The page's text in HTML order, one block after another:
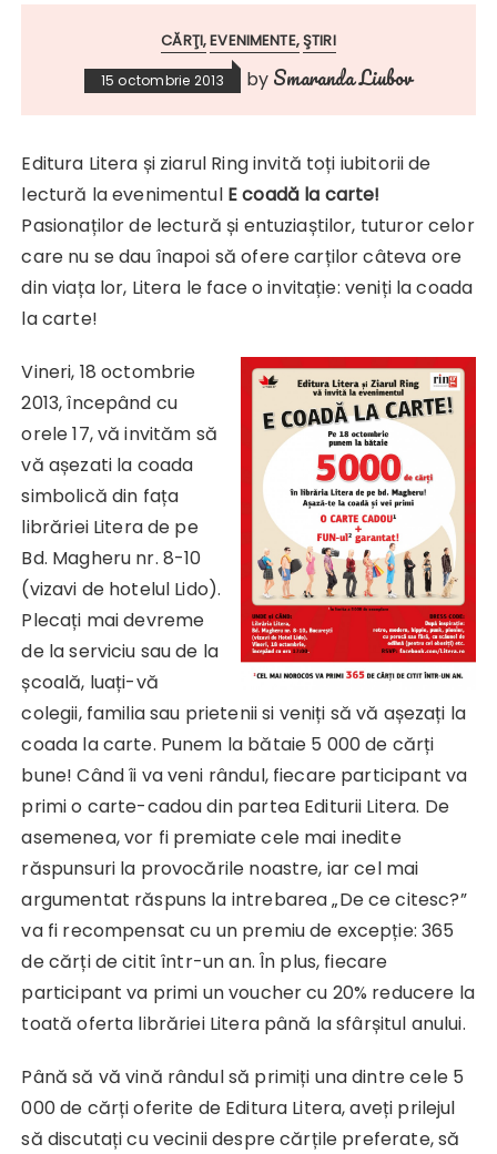
CĂRŢI EVENIMENTE ŞTIRI
15 octombrie 2013 by Smaranda Liubov
Editura Litera și ziarul Ring invită toți iubitorii de
lectură la evenimentul E coadă la carte!
Pasionaților de lectură și entuziaștilor, tuturor celor
care nu se dau înapoi să ofere carților câteva ore
din viața lor, Litera le face o invitație: veniți la coada
la carte!
Vineri, 18 octombrie
2013, începând cu
orele 17, vă invităm să
vă așezati la coada
simbolică din fața
librăriei Litera de pe
Bd. Magheru nr. 8-10
(vizavi de hotelul Lido).
Plecați mai devreme
de la serviciu sau de la
școală, luați-vă
colegii, familia sau prietenii si veniți să vă așezați la
coada la carte. Punem la bătaie 5 000 de cărți
bune! Când îi va veni rândul, fiecare participant va
primi o carte-cadou din partea Editurii Litera. De
asemenea, vor fi premiate cele mai inedite
răspunsuri la provocările noastre, iar cel mai
argumentat răspuns la intrebarea „De ce citesc?”
va fi recompensat cu un premiu de excepție: 365
de cărți de citit într-un an. În plus, fiecare
participant va primi un voucher cu 20% reducere la
toată oferta librăriei Litera până la sfârșitul anului.
Până să vă vină rândul să primiți una dintre cele 5
000 de cărți oferite de Editura Litera, aveți prilejul
să discutați cu vecinii despre cărțile preferate, să